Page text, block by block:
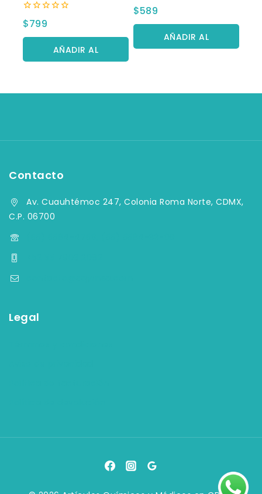
0
fuera
de
$799
AÑADIR AL
CARRITO
0
fuera
de
$589
AÑADIR AL
CARRITO
Contacto
Av. Cuauhtémoc 247, Colonia Roma Norte, CDMX,
C.P. 06700
Legal